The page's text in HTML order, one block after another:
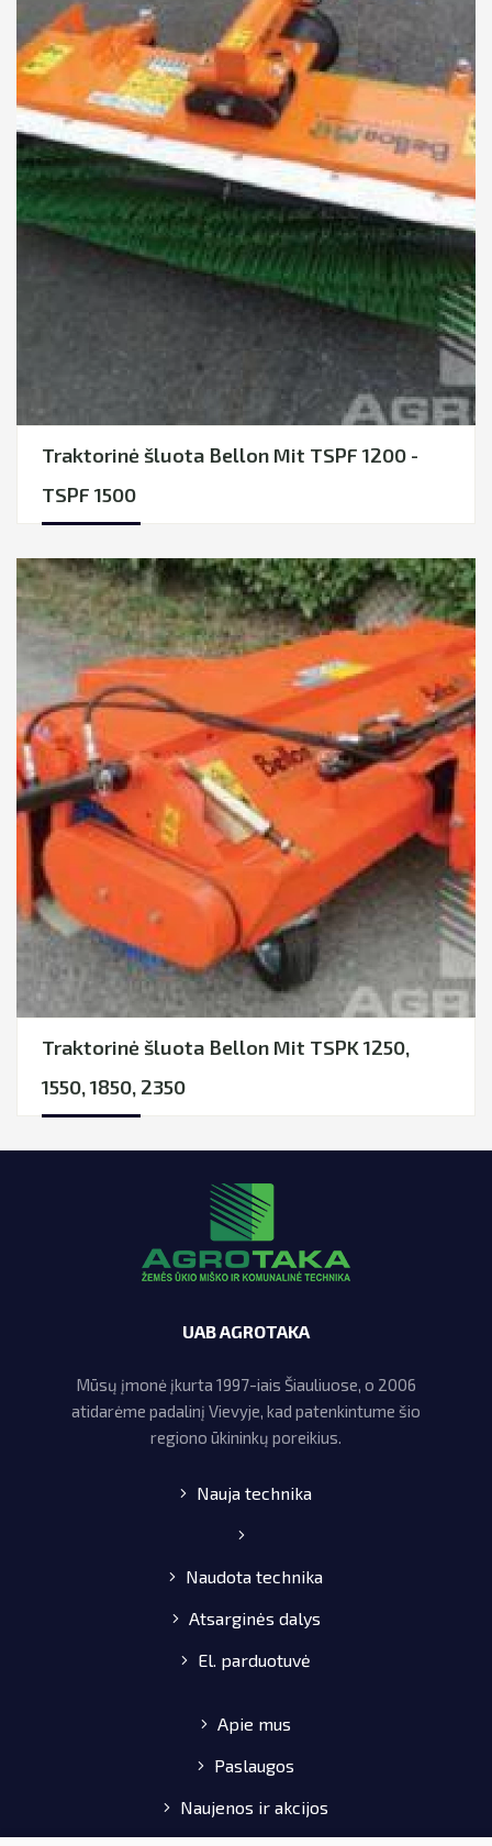
Traktorinė šluota Bellon Mit TSPF 1200 -
TSPF 1500
Traktorinė šluota Bellon Mit TSPK 1250,
1550, 1850, 2350
UAB AGROTAKA
Mūsų įmonė įkurta 1997-iais Šiauliuose, o 2006
atidarėme padalinį Vievyje, kad patenkintume šio
regiono ūkininkų poreikius.
Nauja technika
Naudota technika
Atsarginės dalys
El. parduotuvė
Apie mus
Paslaugos
Naujenos ir akcijos